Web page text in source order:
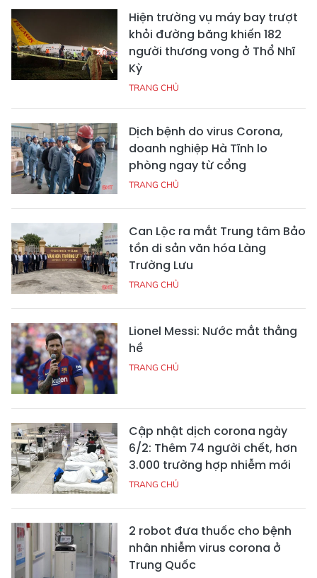
Hiện trường vụ máy bay trượt
khỏi đường băng khiến 182
người thương vong ở Thổ Nhĩ
Kỳ
TRANG CHỦ
Dịch bệnh do virus Corona,
doanh nghiệp Hà Tĩnh lo
phòng ngay từ cổng
TRANG CHỦ
Can Lộc ra mắt Trung tâm Bảo
tồn di sản văn hóa Làng
Trường Lưu
TRANG CHỦ
Lionel Messi: Nước mắt thằng
hề
TRANG CHỦ
Cập nhật dịch corona ngày
6/2: Thêm 74 người chết, hơn
3.000 trường hợp nhiễm mới
TRANG CHỦ
2 robot đưa thuốc cho bệnh
nhân nhiễm virus corona ở
Trung Quốc